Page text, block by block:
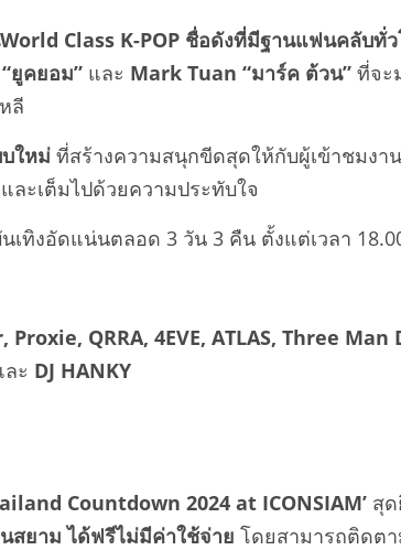
World Class K-POP ชื่อดังที่มีฐานแฟนคลับทั่
ยูคยอม” และ Mark Tuan “มาร์ค ต้วน” ที่จะ
ลี
ใหม่ ที่สร้างความสนุกขีดสุดให้กับผู้เข้าชมง
ะเต็มไปด้วยความประทับใจ
ทิงอัดแน่นตลอด 3 วัน 3 คืน ตั้งแต่เวลา
Proxie, QRRA, 4EVE, ATLAS, Three Man
ะ DJ HANKY
Countdown 2024 at ICONSIAM’ สุ
สยาม ได้ฟรีไม่มีค่าใช้จ่าย โดยสามารถติดตา